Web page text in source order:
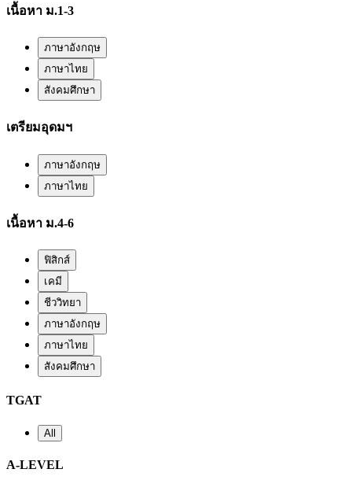
เนื้อหา ม.1-3
ภาษาอังกฤษ
ภาษาไทย
สังคมศึกษา
เตรียมอุดมฯ
ภาษาอังกฤษ
ภาษาไทย
เนื้อหา ม.4-6
ฟิสิกส์
เคมี
ชีววิทยา
ภาษาอังกฤษ
ภาษาไทย
สังคมศึกษา
TGAT
All
A-LEVEL